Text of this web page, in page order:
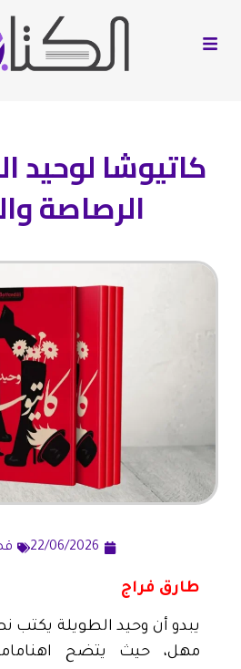
كاتيوشا لوحيد
الرصاصة
22/06/2026
طارق فراج
يبدو أن وحيد الطويلة
مهل، حيث يتضح